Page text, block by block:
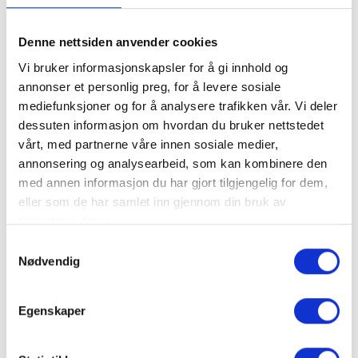
Denne nettsiden anvender cookies
Vi bruker informasjonskapsler for å gi innhold og
annonser et personlig preg, for å levere sosiale
mediefunksjoner og for å analysere trafikken vår. Vi deler
dessuten informasjon om hvordan du bruker nettstedet
vårt, med partnerne våre innen sosiale medier,
annonsering og analysearbeid, som kan kombinere den
med annen informasjon du har gjort tilgjengelig for dem,
eller som de har samlet inn gjennom din bruk av
tjenestene deres.
Nødvendig
Egenskaper
dyrearter – tett på, ekte og uforglemmelig. Noen av
dyra du møter er glade geiter, høner, sauer, fugler,
alpakka, griser og kaniner.
Barna kan mate dyrene, klappe dem og få nære
relasjoner til gjengen her på gården. Det er god
plass til lek og utforsking.
Vi tilbyr en enkel og god uteservering, så matpakke
er ikke nødvendig.